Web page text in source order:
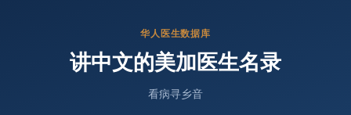
华人医生数据库
讲中文的美加医生名录
看病寻乡音